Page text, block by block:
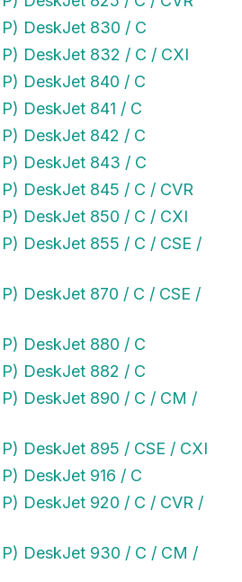
DeskJet 830 / C
DeskJet 832 / C / CXI
DeskJet 840 / C
DeskJet 841 / C
DeskJet 842 / C
DeskJet 843 / C
DeskJet 845 / C / CVR
DeskJet 850 / C / CXI
DeskJet 855 / C / CSE /
DeskJet 870 / C / CSE /
DeskJet 880 / C
DeskJet 882 / C
DeskJet 890 / C / CM /
DeskJet 895 / CSE / CXI
DeskJet 916 / C
DeskJet 920 / C / CVR /
DeskJet 930 / C / CM /